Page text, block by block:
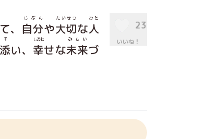
、 自分
じぶん
や大切
たいせつ
な人
ひと
添
そ
い、 幸
しあわ
せな未来
みらい
づ
23
いいね！